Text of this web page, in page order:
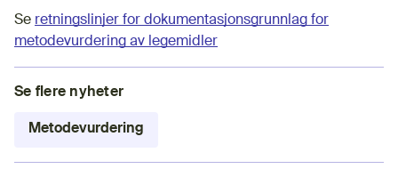
Se retningslinjer for dokumentasjonsgrunnlag for
metodevurdering av legemidler
Se flere nyheter
Metodevurdering